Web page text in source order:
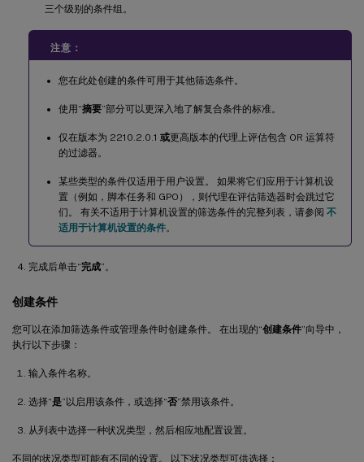
三个级别的条件组。
注意：
您在此处创建的条件可用于其他筛选条件。
使用“摘要”部分可以更深入地了解复合条件的标准。
仅在版本为 2210.2.0.1 或更高版本的代理上评估包含 OR 运算符
的过滤器。
某些类型的条件仅适用于用户设置。 如果将它们应用于计算机设
置（例如，脚本任务和 GPO），则代理在评估筛选器时会跳过它
们。 有关不适用于计算机设置的筛选条件的完整列表，请参阅 不
适用于计算机设置的条件。
完成后单击“完成”。
创建条件
您可以在添加筛选条件或管理条件时创建条件。 在出现的“创建条件”向导中，
执行以下步骤：
输入条件名称。
选择“是”以启用该条件，或选择“否”禁用该条件。
从列表中选择一种状况类型，然后相应地配置设置。
不同的状况类型可能有不同的设置。 以下状况类型可供选择：